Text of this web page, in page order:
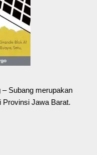
Subang merupakan
Provinsi Jawa Barat.